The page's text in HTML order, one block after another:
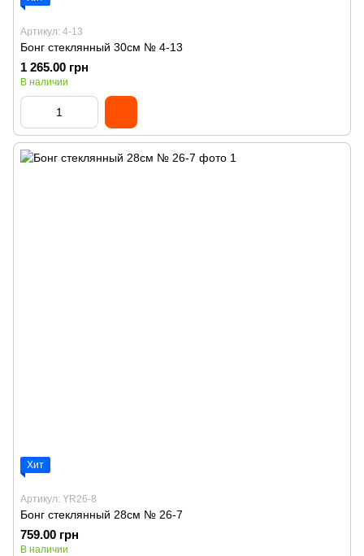
Артикул: 4-13
Бонг стеклянный 30см № 4-13
1 265.00 грн
В наличии
Хит
Артикул: YR26-8
Бонг стеклянный 28см № 26-7
759.00 грн
В наличии